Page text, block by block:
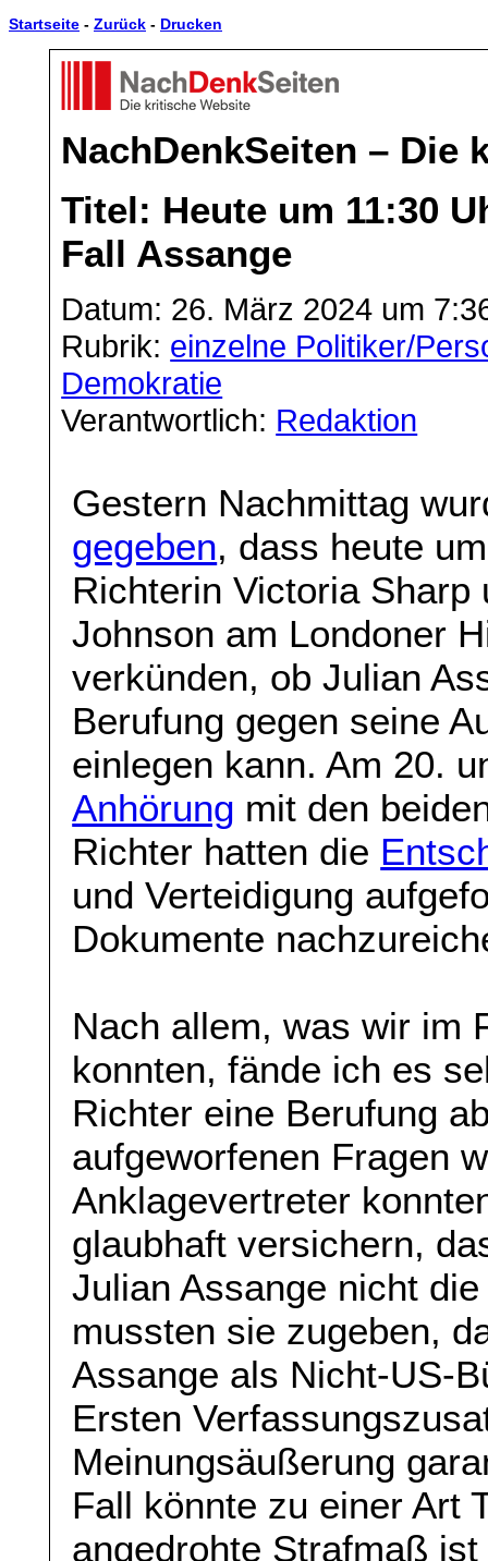
Startseite - Zurück - Drucken
NachDenkSeiten – Die
Titel: Heute um 11:30
Fall Assange
Datum: 26. März 2024 um
Rubrik: einzelne Politiker/
Demokratie
Verantwortlich: Redaktion
Gestern Nachmittag
gegeben, dass heute
Richterin Victoria
Johnson am Londoner
verkünden, ob Julian
Berufung gegen seine
einlegen kann. Am 20.
Anhörung mit den
Richter hatten die
und Verteidigung
Dokumente
Nach allem, was wir im
konnten, fände ich es
Richter eine Berufung
aufgeworfenen Fragen
Anklagevertreter
glaubhaft versichern,
Julian Assange nicht
mussten sie zugeben,
Assange als Nicht-US-
Ersten
Meinungsäußerung
Fall könnte zu einer Art
angedrohte Strafmaß